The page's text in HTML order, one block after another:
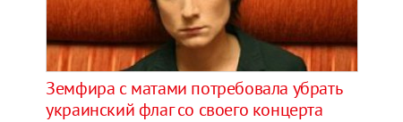
Земфира с матами потребовала убрать
украинский флаг со своего концерта